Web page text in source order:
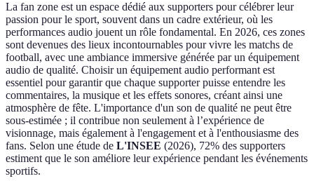
La fan zone est un espace dédié aux supporters pour célébrer leur
passion pour le sport, souvent dans un cadre extérieur, où les
performances audio jouent un rôle fondamental. En 2026, ces zones
sont devenues des lieux incontournables pour vivre les matchs de
football, avec une ambiance immersive générée par un équipement
audio de qualité. Choisir un équipement audio performant est
essentiel pour garantir que chaque supporter puisse entendre les
commentaires, la musique et les effets sonores, créant ainsi une
atmosphère de fête. L'importance d'un son de qualité ne peut être
sous-estimée ; il contribue non seulement à l’expérience de
visionnage, mais également à l'engagement et à l'enthousiasme des
fans. Selon une étude de L'INSEE (2026), 72% des supporters
estiment que le son améliore leur expérience pendant les événements
sportifs.